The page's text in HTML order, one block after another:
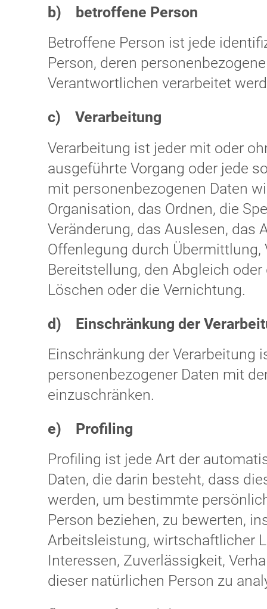
b) betroffene Person
Betroffene Person ist jede
Person, deren
Verantwortlichen verarbeitet
c) Verarbeitung
Verarbeitung ist jeder mit oder
ausgeführte Vorgang oder jede
mit personenbezogenen Daten
Organisation, das Ordnen, die
Veränderung, das Auslesen, das
Offenlegung durch Übermittlung,
Bereitstellung, den Abgleich
Löschen oder die Vernichtung.
d) Einschränkung der
Einschränkung der Verarbeitung
personenbezogener Daten mit
einzuschränken.
e) Profiling
Profiling ist jede Art der
Daten, die darin besteht, dass
werden, um bestimmte
Person beziehen, zu bewerten,
Arbeitsleistung, wirtschaftlicher
Interessen, Zuverlässigkeit,
dieser natürlichen Person zu